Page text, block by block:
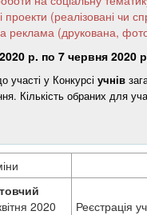
проекти (реалізовані чи
реклама (друкована,
р. по 7 червня 2020
участі у Конкурсі учнів
Кількість обраних для
2020
Реєстрація